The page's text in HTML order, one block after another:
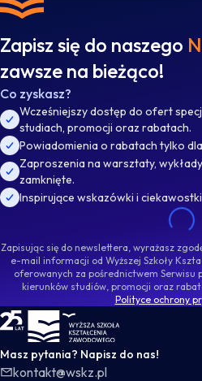
Zapisz się do naszego
zawsze na bieżąco!
Co zyskasz?
Wcześniejszy dostęp do ofert
studiach, promocji oraz rabatach.
Powiadomienia o rabatach tylko
Zaproszenia na warsztaty,
zamknięte.
Inspirujące wskazówki i
Zapisując się do newslettera, wyrażasz
e-mail informacji od Wyższej Szkoły
oferowanych za pośrednictwem Serwisu
kierunków studiów, promocji oraz
Polityce ochrony
WSKZ - strona główna
Masz pytania? Napisz do nas!
kontakt@wskz.pl